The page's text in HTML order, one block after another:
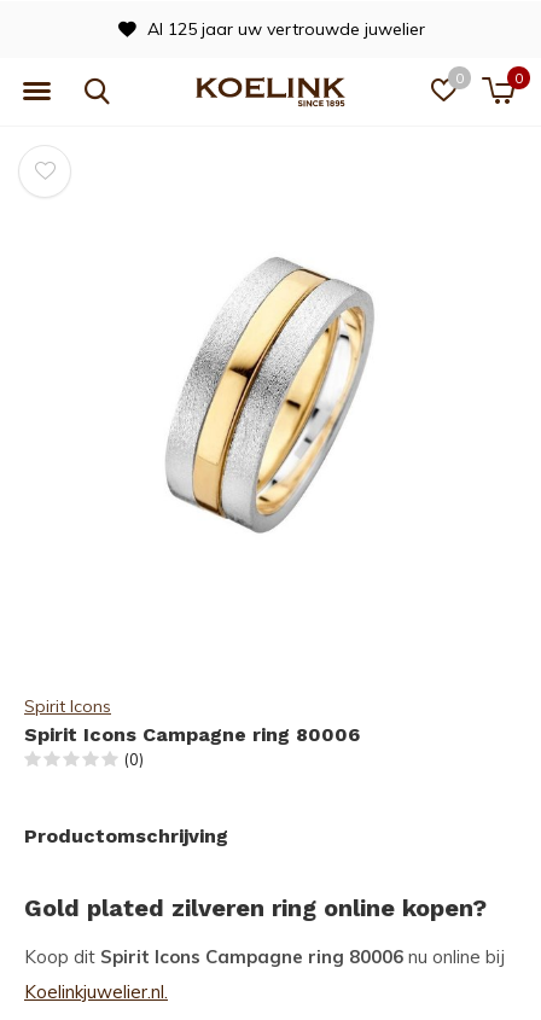
0 0
Al 125 jaar uw vertrouwde juwelier
Spirit Icons
Spirit Icons Campagne ring 80006
(0)
Productomschrijving
Gold plated zilveren ring online kopen?
Koop dit Spirit Icons Campagne ring 80006 nu online bij
Koelinkjuwelier.nl.